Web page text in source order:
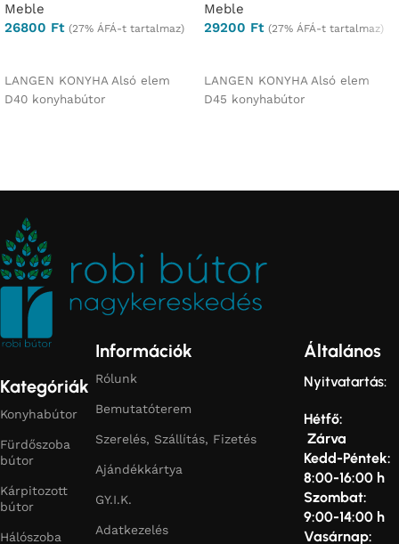
Meble
26800 Ft (27% ÁFÁ-t tartalmaz)
LANGEN KONYHA Alsó elem
D40 konyhabútor
Meble
29200 Ft (27% ÁFÁ-t tartalmaz)
LANGEN KONYHA Alsó elem
D45 konyhabútor
Kategóriák
Konyhabútor
Fürdőszoba
bútor
Kárpitozott
bútor
Hálószoba
Információk
Rólunk
Bemutatóterem
Szerelés, Szállítás, Fizetés
Ajándékkártya
GY.I.K.
Adatkezelés
Általános
Nyitvatartás:
Hétfő:
Zárva
Kedd-Péntek:
8:00-16:00 h
Szombat:
9:00-14:00 h
Vasárnap: